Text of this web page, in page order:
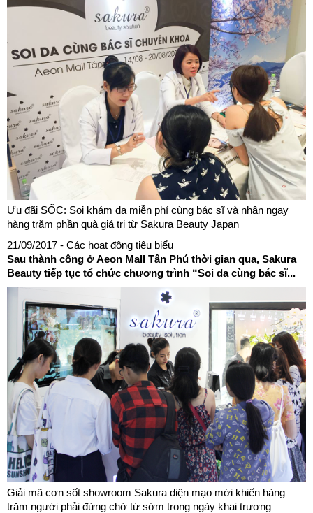
Ưu đãi SỐC: Soi khám da miễn phí cùng bác sĩ và nhận ngay
hàng trăm phần quà giá trị từ Sakura Beauty Japan
21/09/2017 - Các hoạt động tiêu biểu
Sau thành công ở Aeon Mall Tân Phú thời gian qua, Sakura
Beauty tiếp tục tổ chức chương trình “Soi da cùng bác sĩ...
Giải mã cơn sốt showroom Sakura diện mạo mới khiến hàng
trăm người phải đứng chờ từ sớm trong ngày khai trương